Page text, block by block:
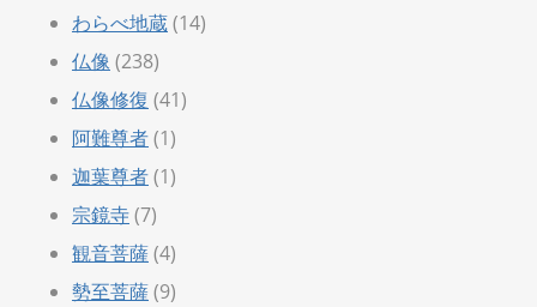
わらべ地蔵(14)
仏像 (238)
仏像修復 (41)
阿難尊者(1)
迦葉尊者(1)
宗鏡寺(7)
観音菩薩(4)
勢至菩薩(9)